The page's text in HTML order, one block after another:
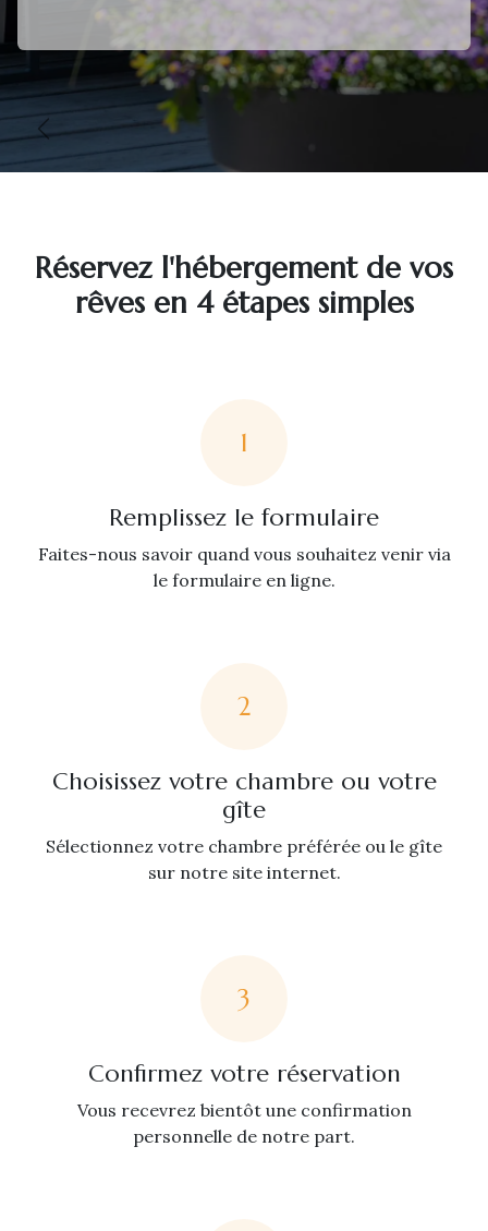
Vorige
Réservez l'hébergement de vos
rêves en 4 étapes simples
1
Remplissez le formulaire
Faites-nous savoir quand vous souhaitez venir via
le formulaire en ligne.
2
Choisissez votre chambre ou votre
gîte
Sélectionnez votre chambre préférée ou le gîte
sur notre site internet.
3
Confirmez votre réservation
Vous recevrez bientôt une confirmation
personnelle de notre part.